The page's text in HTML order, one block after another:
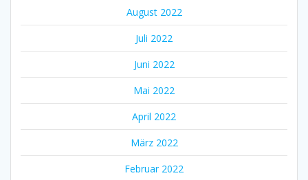
August 2022
Juli 2022
Juni 2022
Mai 2022
April 2022
März 2022
Februar 2022